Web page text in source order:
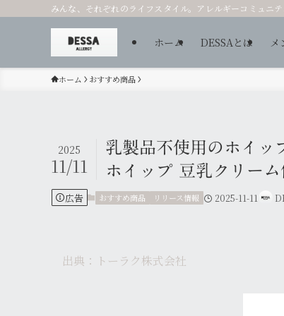
みんな、それぞれのライフスタイル。アレルギーコミュニテ
ホーム DESSAとは メ
ホーム おすすめ商品
乳製品不使用のホイッ
ホイップ 豆乳クリー
2025
11/11
広告 おすすめ商品 リリース情報 2025-11-11
出典：トーラク株式会社